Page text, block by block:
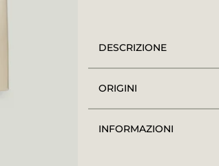
DESCRIZIONE
ORIGINI
INFORMAZIONI